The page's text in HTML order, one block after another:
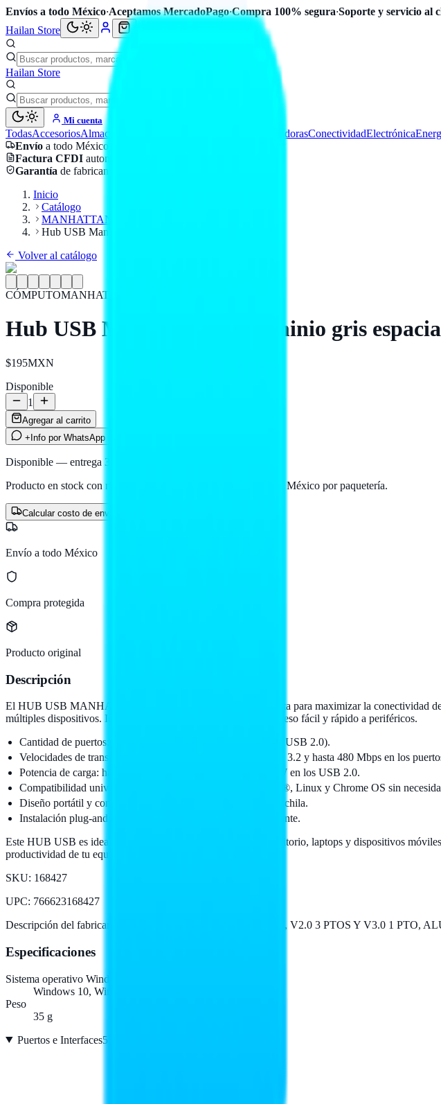
Envíos a todo México·Aceptamos MercadoPago·Compra 100% segura·Soporte y servicio al
Hailan Store
Hailan Store
Mi cuenta
TodasAccesoriosAlmacenamiento ComputadorasConectividadElectrónica
Envío a todo México
Factura CFDI automática
Garantía de fabricante
Inicio
Catálogo
MANHATTAN
Hub USB Manhattan de aluminio gris espacial
Volver al catálogo
CÓMPUTOMANHATTAN
Hub USB Manhattan de aluminio gris
$195MXN
Disponible
1
Agregar al carrito
+Info por WhatsApp
Disponible — entrega 3 a 5 días hábiles
Producto en stock con nuestro proveedor logístico. Llega a todo México por paquetería.
Calcular costo de envío
Envío a todo México
Compra protegida
Producto original
Descripción
El HUB USB MANHATTAN 168427 es la herramienta perfecta para maximizar la conectividad
múltiples dispositivos. Ideal para empresas que requieren un acceso fácil y rápido a periféricos.
Cantidad de puertos: 4 (1 puerto USB 3.2 Gen 1 y 3 puertos USB 2.0).
Velocidades de transferencia: hasta 5 Gbps en el puerto USB 3.2 y hasta 480 Mbps en los
Potencia de carga: hasta 4.5 W en el puerto USB 3.2 y 2.5 W en los USB 2.0.
Compatibilidad universal: funciona con Windows®, macOS®, Linux y Chrome OS sin
Diseño portátil y compacto, fácil de llevar en el bolsillo o mochila.
Instalación plug-and-play y soporte para intercambio en caliente.
Este HUB USB es ideal para empresas que utilizan PCs de escritorio, laptops y dispositivos
productividad de tu equipo con MANHATTAN.
SKU: 168427
UPC: 766623168427
Descripción del fabricante:
HUB USB,MANHATTAN,168427, V2.0 3 PTOS Y V3.0 1 PTO,
Especificaciones
Sistema operativo Windows soportado
Windows 10, Windows 11, Windows 7, Windows 8.1
Peso
35 g
Puertos e Interfaces5